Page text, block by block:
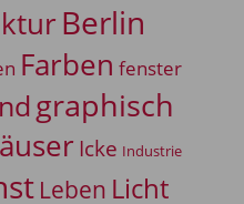
Berlin
Farben fenster
graphisch
Icke Industrie
Leben Licht